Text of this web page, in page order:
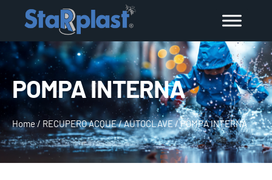
POMPA INTERNA
Home/ RECUPERO ACQUE/AUTOCLAVE/POMPA INTERNA